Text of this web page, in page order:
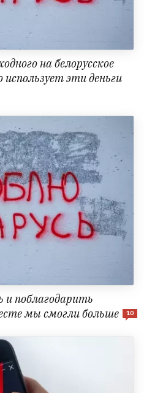
на белорусское
использует эти деньги
и поблагодарить
мы смогли больше
10